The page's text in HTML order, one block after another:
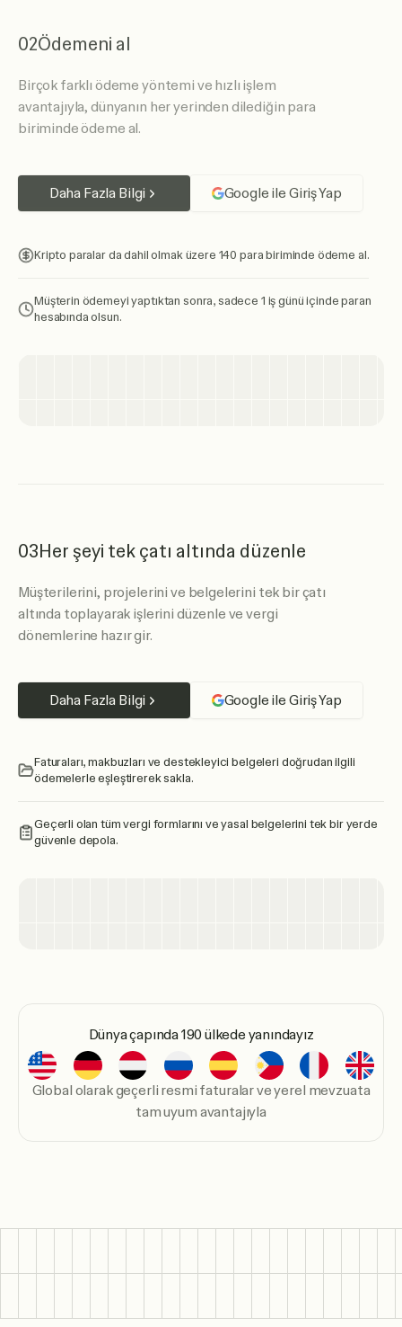
02Ödemeni al
Birçok farklı ödeme yöntemi ve hızlı işlem
avantajıyla, dünyanın her yerinden dilediğin para
biriminde ödeme al.
Daha Fazla Bilgi Google ile Giriş Yap
Kripto paralar da dahil olmak üzere 140 para biriminde ödeme al.
Müşterin ödemeyi yaptıktan sonra, sadece 1 iş günü içinde paran
hesabında olsun.
03Her şeyi tek çatı altında düzenle
Müşterilerini, projelerini ve belgelerini tek bir çatı
altında toplayarak işlerini düzenle ve vergi
dönemlerine hazır gir.
Daha Fazla Bilgi Google ile Giriş Yap
Faturaları, makbuzları ve destekleyici belgeleri doğrudan ilgili
ödemelerle eşleştirerek sakla.
Geçerli olan tüm vergi formlarını ve yasal belgelerini tek bir yerde
güvenle depola.
Dünya çapında 190 ülkede yanındayız
Global olarak geçerli resmi faturalar ve yerel mevzuata
tam uyum avantajıyla